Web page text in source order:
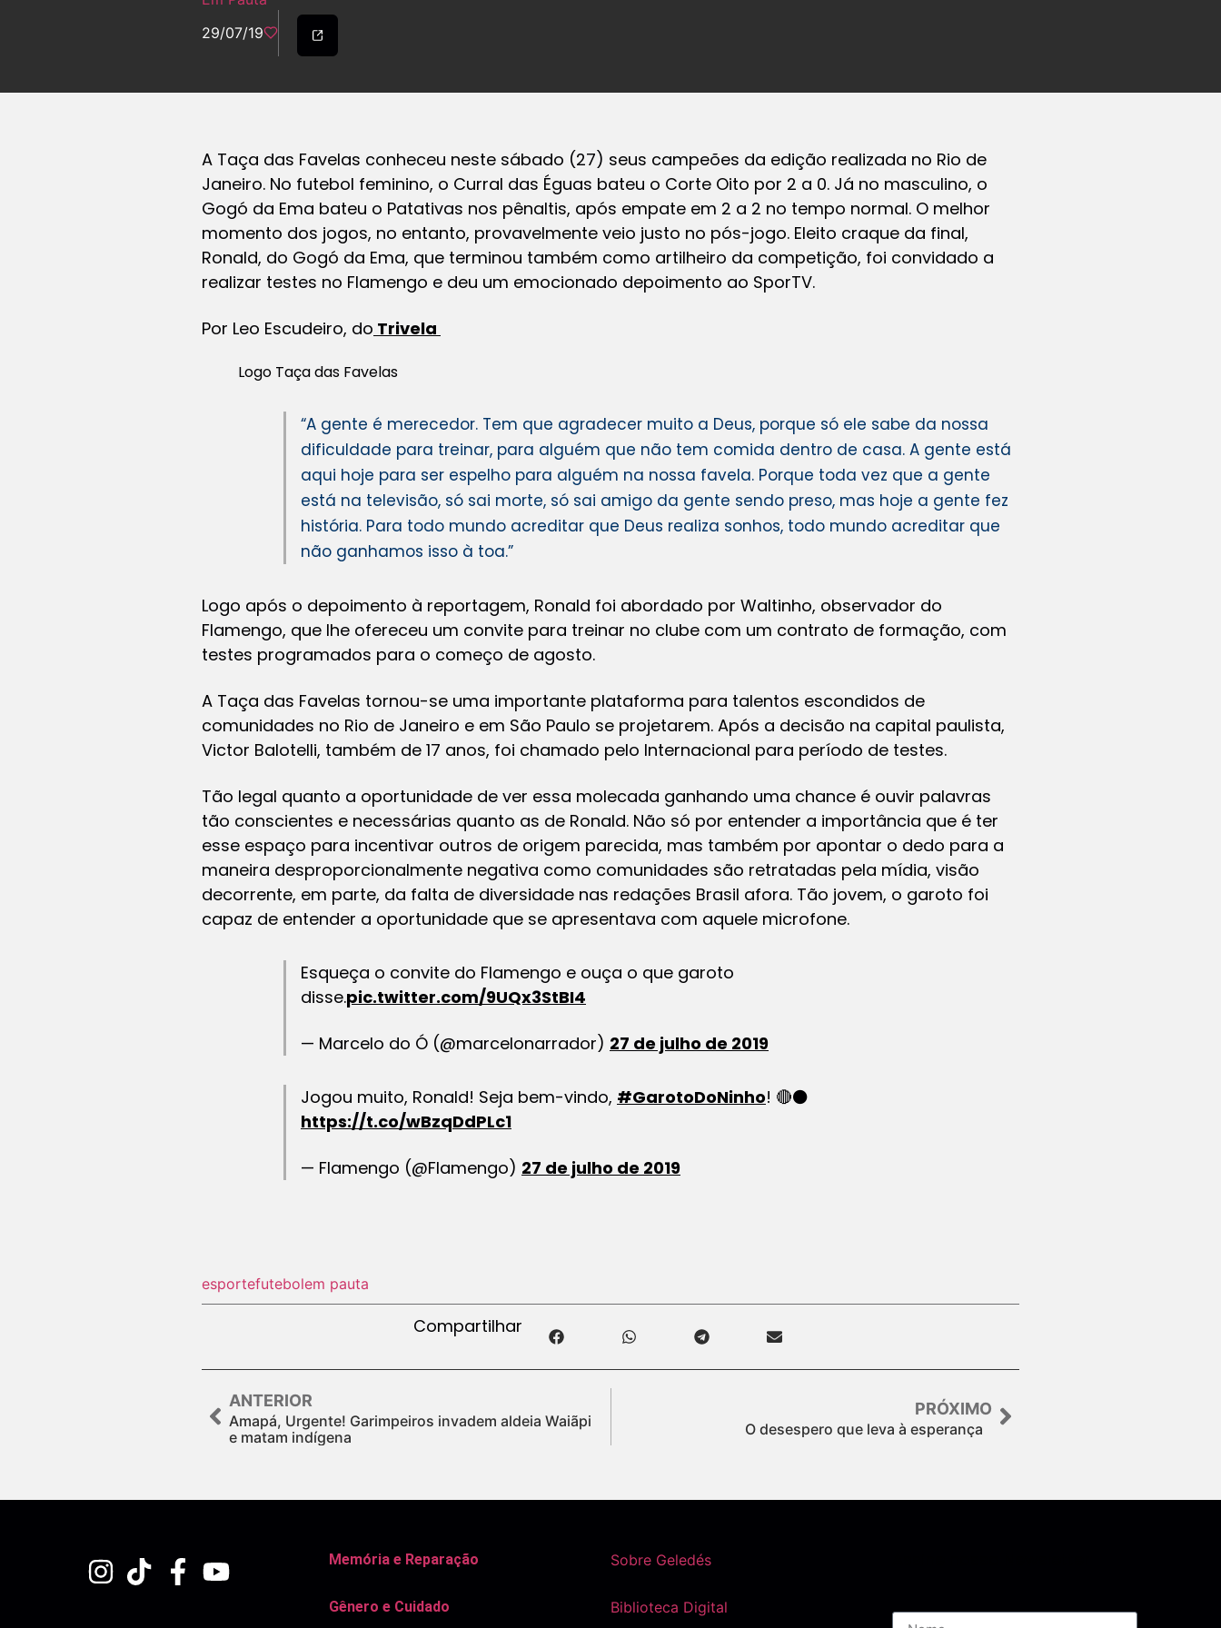
29/07/19
A Taça das Favelas conheceu neste sábado (27) seus campeões da edição realizada no Rio de
Janeiro. No futebol feminino, o Curral das Éguas bateu o Corte Oito por 2 a 0. Já no masculino, o
Gogó da Ema bateu o Patativas nos pênaltis, após empate em 2 a 2 no tempo normal. O melhor
momento dos jogos, no entanto, provavelmente veio justo no pós-jogo. Eleito craque da final,
Ronald, do Gogó da Ema, que terminou também como artilheiro da competição, foi convidado a
realizar testes no Flamengo e deu um emocionado depoimento ao SporTV.
Por Leo Escudeiro, do Trivela
Logo Taça das Favelas
“A gente é merecedor. Tem que agradecer muito a Deus, porque só ele sabe da nossa
dificuldade para treinar, para alguém que não tem comida dentro de casa. A gente está
aqui hoje para ser espelho para alguém na nossa favela. Porque toda vez que a gente
está na televisão, só sai morte, só sai amigo da gente sendo preso, mas hoje a gente fez
história. Para todo mundo acreditar que Deus realiza sonhos, todo mundo acreditar que
não ganhamos isso à toa.”
Logo após o depoimento à reportagem, Ronald foi abordado por Waltinho, observador do
Flamengo, que lhe ofereceu um convite para treinar no clube com um contrato de formação, com
testes programados para o começo de agosto.
A Taça das Favelas tornou-se uma importante plataforma para talentos escondidos de
comunidades no Rio de Janeiro e em São Paulo se projetarem. Após a decisão na capital paulista,
Victor Balotelli, também de 17 anos, foi chamado pelo Internacional para período de testes.
Tão legal quanto a oportunidade de ver essa molecada ganhando uma chance é ouvir palavras
tão conscientes e necessárias quanto as de Ronald. Não só por entender a importância que é ter
esse espaço para incentivar outros de origem parecida, mas também por apontar o dedo para a
maneira desproporcionalmente negativa como comunidades são retratadas pela mídia, visão
decorrente, em parte, da falta de diversidade nas redações Brasil afora. Tão jovem, o garoto foi
capaz de entender a oportunidade que se apresentava com aquele microfone.
Esqueça o convite do Flamengo e ouça o que garoto
disse.pic.twitter.com/9UQx3StBI4
— Marcelo do Ó (@marcelonarrador) 27 de julho de 2019
Jogou muito, Ronald! Seja bem-vindo, #GarotoDoNinho! 🔴⚫
https://t.co/wBzqDdPLc1
— Flamengo (@Flamengo) 27 de julho de 2019
esportefutebolem pauta
Compartilhar
ANTERIOR
Amapá, Urgente! Garimpeiros invadem aldeia Waiãpi
e matam indígena
PRÓXIMO
O desespero que leva à esperança
Memória e Reparação
Gênero e Cuidado
Sobre Geledés
Biblioteca Digital